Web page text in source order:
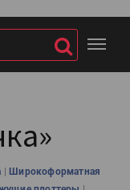
|Широкоформатная